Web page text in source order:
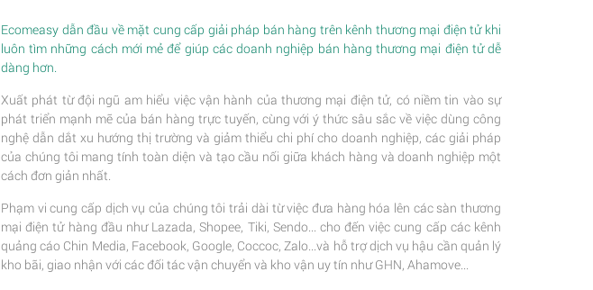
Ecomeasy dẫn đầu về mặt cung cấp giải pháp bán hàng trên kênh thương mại điện tử khi
luôn tìm những cách mới mẻ để giúp các doanh nghiệp bán hàng thương mại điện tử dễ
dàng hơn.
Xuất phát từ đội ngũ am hiểu việc vận hành của thương mại điện tử, có niềm tin vào sự
phát triển mạnh mẽ của bán hàng trực tuyến, cùng với ý thức sâu sắc về việc dùng công
nghệ dẫn dắt xu hướng thị trường và giảm thiểu chi phí cho doanh nghiệp, các giải pháp
của chúng tôi mang tính toàn diện và tạo cầu nối giữa khách hàng và doanh nghiệp một
cách đơn giản nhất.
Phạm vi cung cấp dịch vụ của chúng tôi trải dài từ việc đưa hàng hóa lên các sàn thương
mại điện tử hàng đầu như Lazada, Shopee, Tiki, Sendo... cho đến việc cung cấp các kênh
quảng cáo Chin Media, Facebook, Google, Coccoc, Zalo...và hỗ trợ dịch vụ hậu cần quản lý
kho bãi, giao nhận với các đối tác vận chuyển và kho vận uy tín như GHN, Ahamove...